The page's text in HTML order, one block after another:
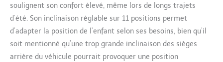
pneumatique au siège du
véhicule et le piètement de
soutien réglable doté d’un
indicateur qui validera son
installation correcte pour
garantir une sécurité
soulignent son confort élevé, même lors de longs trajets
d’été. Son inclinaison réglable sur 11 positions permet
d’adapter la position de l’enfant selon ses besoins, bien qu’il
soit mentionné qu’une trop grande inclinaison des sièges
arrière du véhicule pourrait provoquer une position